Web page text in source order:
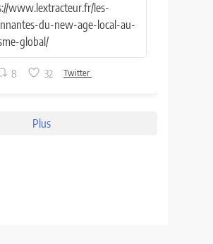
www.lextracteur.fr/les-
du-new-age-local-au-
global/
8 32 Twitter
Plus